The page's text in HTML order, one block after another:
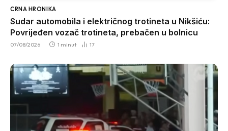
CRNA HRONIKA
Sudar automobila i električnog trotineta u Nikšiću:
Povrijeđen vozač trotineta, prebačen u bolnicu
07/08/2026 1 minut 17